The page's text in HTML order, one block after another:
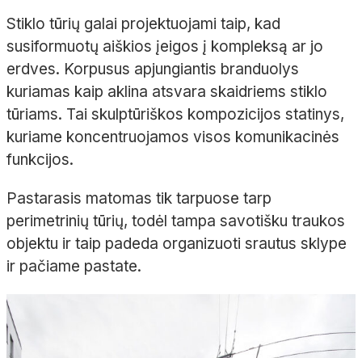
Stiklo tūrių galai projektuojami taip, kad
susiformuotų aiškios įeigos į kompleksą ar jo
erdves. Korpusus apjungiantis branduolys
kuriamas kaip aklina atsvara skaidriems stiklo
tūriams. Tai skulptūriškos kompozicijos statinys,
kuriame koncentruojamos visos komunikacinės
funkcijos.
Pastarasis matomas tik tarpuose tarp
perimetrinių tūrių, todėl tampa savotišku traukos
objektu ir taip padeda organizuoti srautus sklype
ir pačiame pastate.